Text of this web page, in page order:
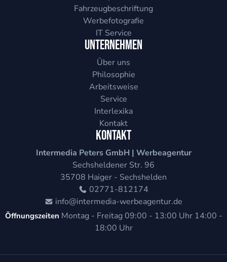
Fahrzeugbeschriftung
Werbefotografie
IT Service
Unternehmen
Über uns
Philosophie
Arbeitsweise
Service
Interlexika
Kontakt
Kontakt
Intermedia Peters GmbH | Werbeagentur
Sechsheldener Str. 96
35708 Haiger - Sechshelden
02771-812174
info@intermedia-werbeagentur.de
Öffnungszeiten Montag - Freitag 09:00 - 13:00 Uhr 14:00 -
18:00 Uhr